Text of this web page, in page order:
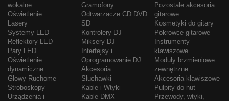
wokalne
Oświetlenie
Lasery
Systemy LED
Reflektory LED
Pary LED
Oświetlenie
dynamiczne
Głowy Ruchome
Stroboskopy
Urządzenia i
Gramofony
Odtwarzacze CD DVD
SD
Kontrolery DJ
Miksery DJ
Interfejsy i
Oprogramowanie DJ
Akcesoria
Słuchawki
Kable i Wtyki
Kable DMX
Pozostałe akcesoria
gitarowe
Kosmetyki do gitary
Pokrowce gitarowe
Instrumenty
klawiszowe
Moduły brzmieniowe
zewnętrzne
Akcesoria klawiszowe
Pulpity do nut
Przewody, wtyki,